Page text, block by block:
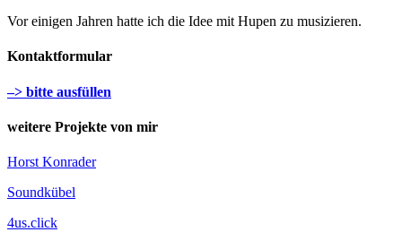
Vor einigen Jahren hatte ich die Idee mit Hupen zu musizieren.
Kontaktformular
–> bitte ausfüllen
weitere Projekte von mir
Horst Konrader
Soundkübel
4us.click